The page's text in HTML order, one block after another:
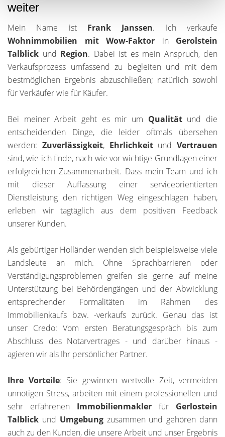
weiter
Mein Name ist Frank Janssen. Ich verkaufe
Wohnimmobilien mit Wow-Faktor in Gerolstein
Talblick und Region. Dabei ist es mein Anspruch, den
Verkaufsprozess umfassend zu begleiten und mit dem
bestmöglichen Ergebnis abzuschließen; natürlich sowohl
für Verkäufer wie für Käufer.
Bei meiner Arbeit geht es mir um Qualität und die
entscheidenden Dinge, die leider oftmals übersehen
werden: Zuverlässigkeit, Ehrlichkeit und Vertrauen
sind, wie ich finde, nach wie vor wichtige Grundlagen einer
erfolgreichen Zusammenarbeit. Dass mein Team und ich
mit dieser Auffassung einer serviceorientierten
Dienstleistung den richtigen Weg eingeschlagen haben,
erleben wir tagtäglich aus dem positiven Feedback
unserer Kunden.
Als gebürtiger Holländer wenden sich beispielsweise viele
Landsleute an mich. Ohne Sprachbarrieren oder
Verständigungsproblemen greifen sie gerne auf meine
Unterstützung bei Behördengängen und der Abwicklung
entsprechender Formalitäten im Rahmen des
Immobilienkaufs bzw. -verkaufs zurück. Genau das ist
unser Credo: Vom ersten Beratungsgespräch bis zum
Abschluss des Notarvertrages - und darüber hinaus -
agieren wir als Ihr persönlicher Partner.
Ihre Vorteile: Sie gewinnen wertvolle Zeit, vermeiden
unnötigen Stress, arbeiten mit einem professionellen und
sehr erfahrenen Immobilienmakler für Gerlostein
Talblick und Umgebung zusammen und gehören dann
auch zu den Kunden, die unsere Arbeit und unser Ergebnis